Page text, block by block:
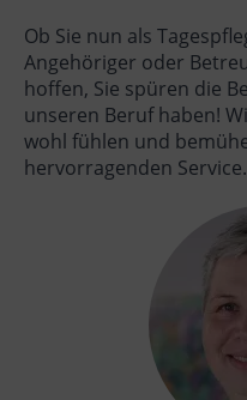
Ob Sie nun als
Angehöriger oder
hoffen, Sie spüren die
unseren Beruf haben!
wohl fühlen und
hervorragenden Service.